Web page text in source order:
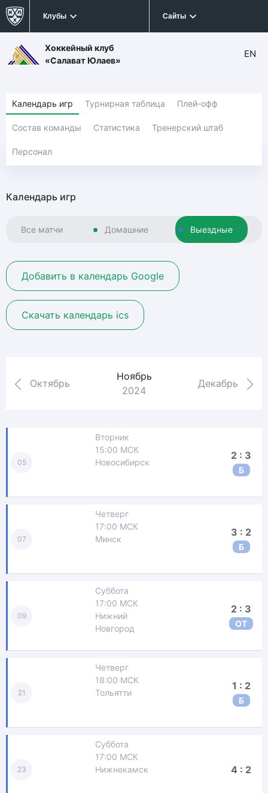
Клубы Сайты
Хоккейный клуб
«Салават Юлаев»
EN
Календарь игр Турнирная таблица Плей-офф
Состав команды Статистика Тренерский штаб
Персонал
Календарь игр
Все матчи Домашние Выездные
Добавить в календарь Google
Скачать календарь ics
Октябрь
Ноябрь
2024
Декабрь
05
Вторник
15:00 МСК
Новосибирск
2 : 3
Б
07
Четверг
17:00 МСК
Минск
3 : 2
Б
09
Суббота
17:00 МСК
Нижний
Новгород
2 : 3
ОТ
21
Четверг
18:00 МСК
Тольятти
1 : 2
Б
23
Суббота
17:00 МСК
Нижнекамск
4 : 2